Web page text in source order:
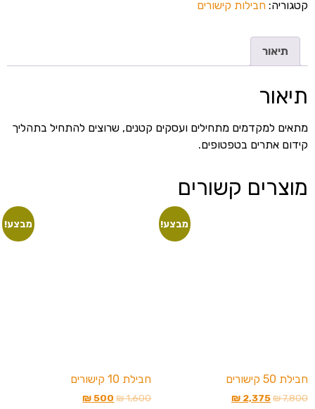
קטגוריה: חבילות קישורים
תיאור
תיאור
מתאים למקדמים מתחילים ועסקים קטנים, שרוצים להתחיל בתהליך
קידום אתרים בטפטופים.
מוצרים קשורים
מבצע!
חבילת 50 קישורים
₪7,800
₪ 2,375
מבצע!
חבילת 10 קישורים
₪1,600
₪500